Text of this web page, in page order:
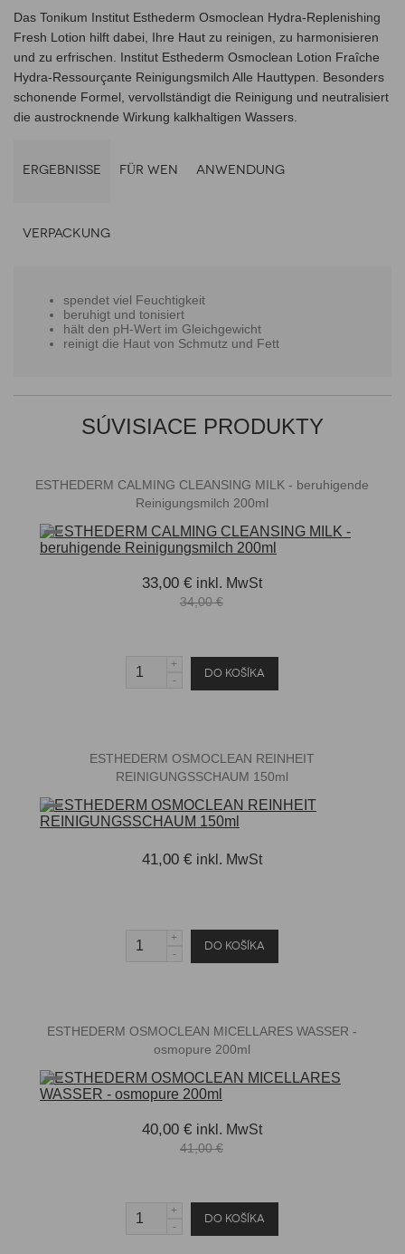
Das Tonikum Institut Esthederm Osmoclean Hydra-Replenishing
Fresh Lotion hilft dabei, Ihre Haut zu reinigen, zu harmonisieren
und zu erfrischen. Institut Esthederm Osmoclean Lotion Fraîche
Hydra-Ressourçante Reinigungsmilch Alle Hauttypen. Besonders
schonende Formel, vervollständigt die Reinigung und neutralisiert
die austrocknende Wirkung kalkhaltigen Wassers.
ERGEBNISSE FÜR WEN ANWENDUNG
VERPACKUNG
spendet viel Feuchtigkeit
beruhigt und tonisiert
hält den pH-Wert im Gleichgewicht
reinigt die Haut von Schmutz und Fett
SÚVISIACE PRODUKTY
ESTHEDERM CALMING CLEANSING MILK - beruhigende
Reinigungsmilch 200ml
33,00 € inkl. MwSt
34,00 €
ESTHEDERM OSMOCLEAN REINHEIT
REINIGUNGSSCHAUM 150ml
41,00 € inkl. MwSt
ESTHEDERM OSMOCLEAN MICELLARES WASSER -
osmopure 200ml
40,00 € inkl. MwSt
41,00 €